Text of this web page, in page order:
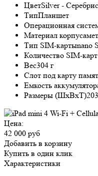
ЦветSilver -
ТипПланшет
Операционная
Материал корпуса
Тип SIM-картыnano
Количество SIM-карт
Вес304 г
Слот под карту
Емкость
Размеры (ШxВxТ)
Цена:
42 000 руб
Добавить в корзину
Купить в один клик
Характеристики